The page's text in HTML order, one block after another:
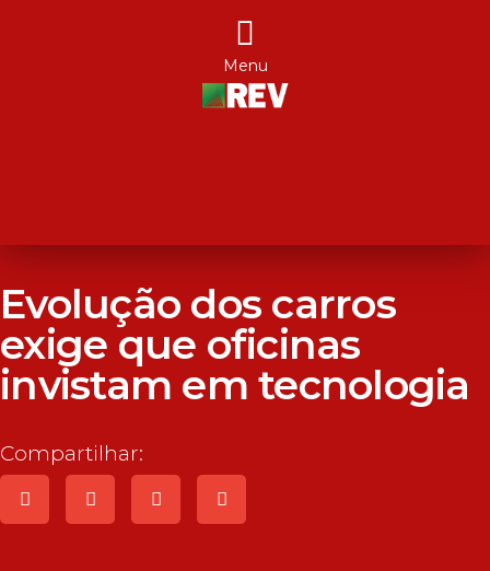
Menu
Evolução dos carros
exige que oficinas
invistam em tecnologia
Compartilhar: